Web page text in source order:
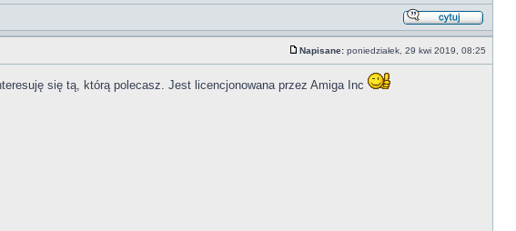
Napisane: poniedziałek, 29 kwi 2019, 08:25
się tą, którą polecasz. Jest licencjonowana przez Amiga Inc